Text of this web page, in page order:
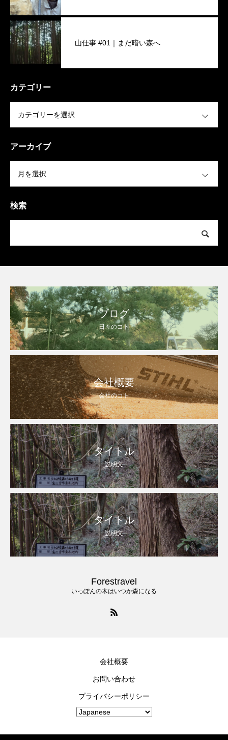
山仕事 #01｜まだ暗い森へ
カテゴリー
アーカイブ
検索
ブログ
日々のコト
会社概要
会社のコト
タイトル
説明文
タイトル
説明文
Forestravel
いっぽんの木はいつか森になる
会社概要
お問い合わせ
プライバシーポリシー